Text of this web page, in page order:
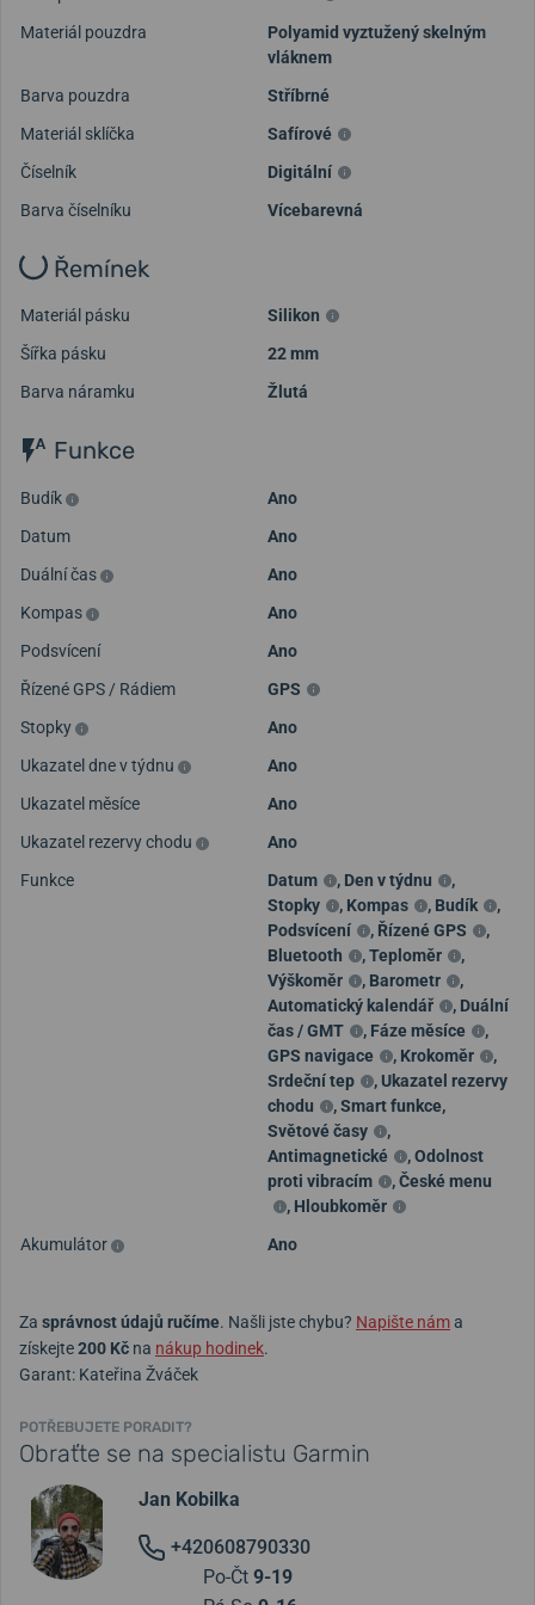
Materiál pouzdra
Polyamid vyztužený skelným
vláknem
Barva pouzdra
Stříbrné
Materiál sklíčka
Safírové
Číselník
Digitální
Barva číselníku
Vícebarevná
Řemínek
Materiál pásku
Silikon
Šířka pásku
22 mm
Barva náramku
Žlutá
Funkce
Budík
Ano
Datum
Ano
Duální čas
Ano
Kompas
Ano
Podsvícení
Ano
Řízené GPS / Rádiem
GPS
Stopky
Ano
Ukazatel dne v týdnu
Ano
Ukazatel měsíce
Ano
Ukazatel rezervy chodu
Ano
Funkce
Datum , Den v týdnu
,
Stopky
, Kompas , Budík
,
Podsvícení
, Řízené GPS
,
Bluetooth
,Teploměr
,
Výškoměr
, Barometr
,
Automatický kalendář
, Duální
čas / GMT
, Fáze měsíce
,
GPS navigace
, Krokoměr
,
Srdeční tep
,Ukazatel rezervy
chodu
,Smart funkce,
Světové časy
,
Antimagnetické
,Odolnost
proti vibracím
,České menu
, Hloubkoměr
Akumulátor
Ano
Za správnost údajů ručíme. Našli jste chybu? Napište náma
získejte200 Kč na nákup hodinek.
Garant: Kateřina Žváček
POTŘEBUJETE PORADIT?
Obraťte se na specialistu Garmin
Jan Kobilka
+420608790330
Po-Čt 9-19